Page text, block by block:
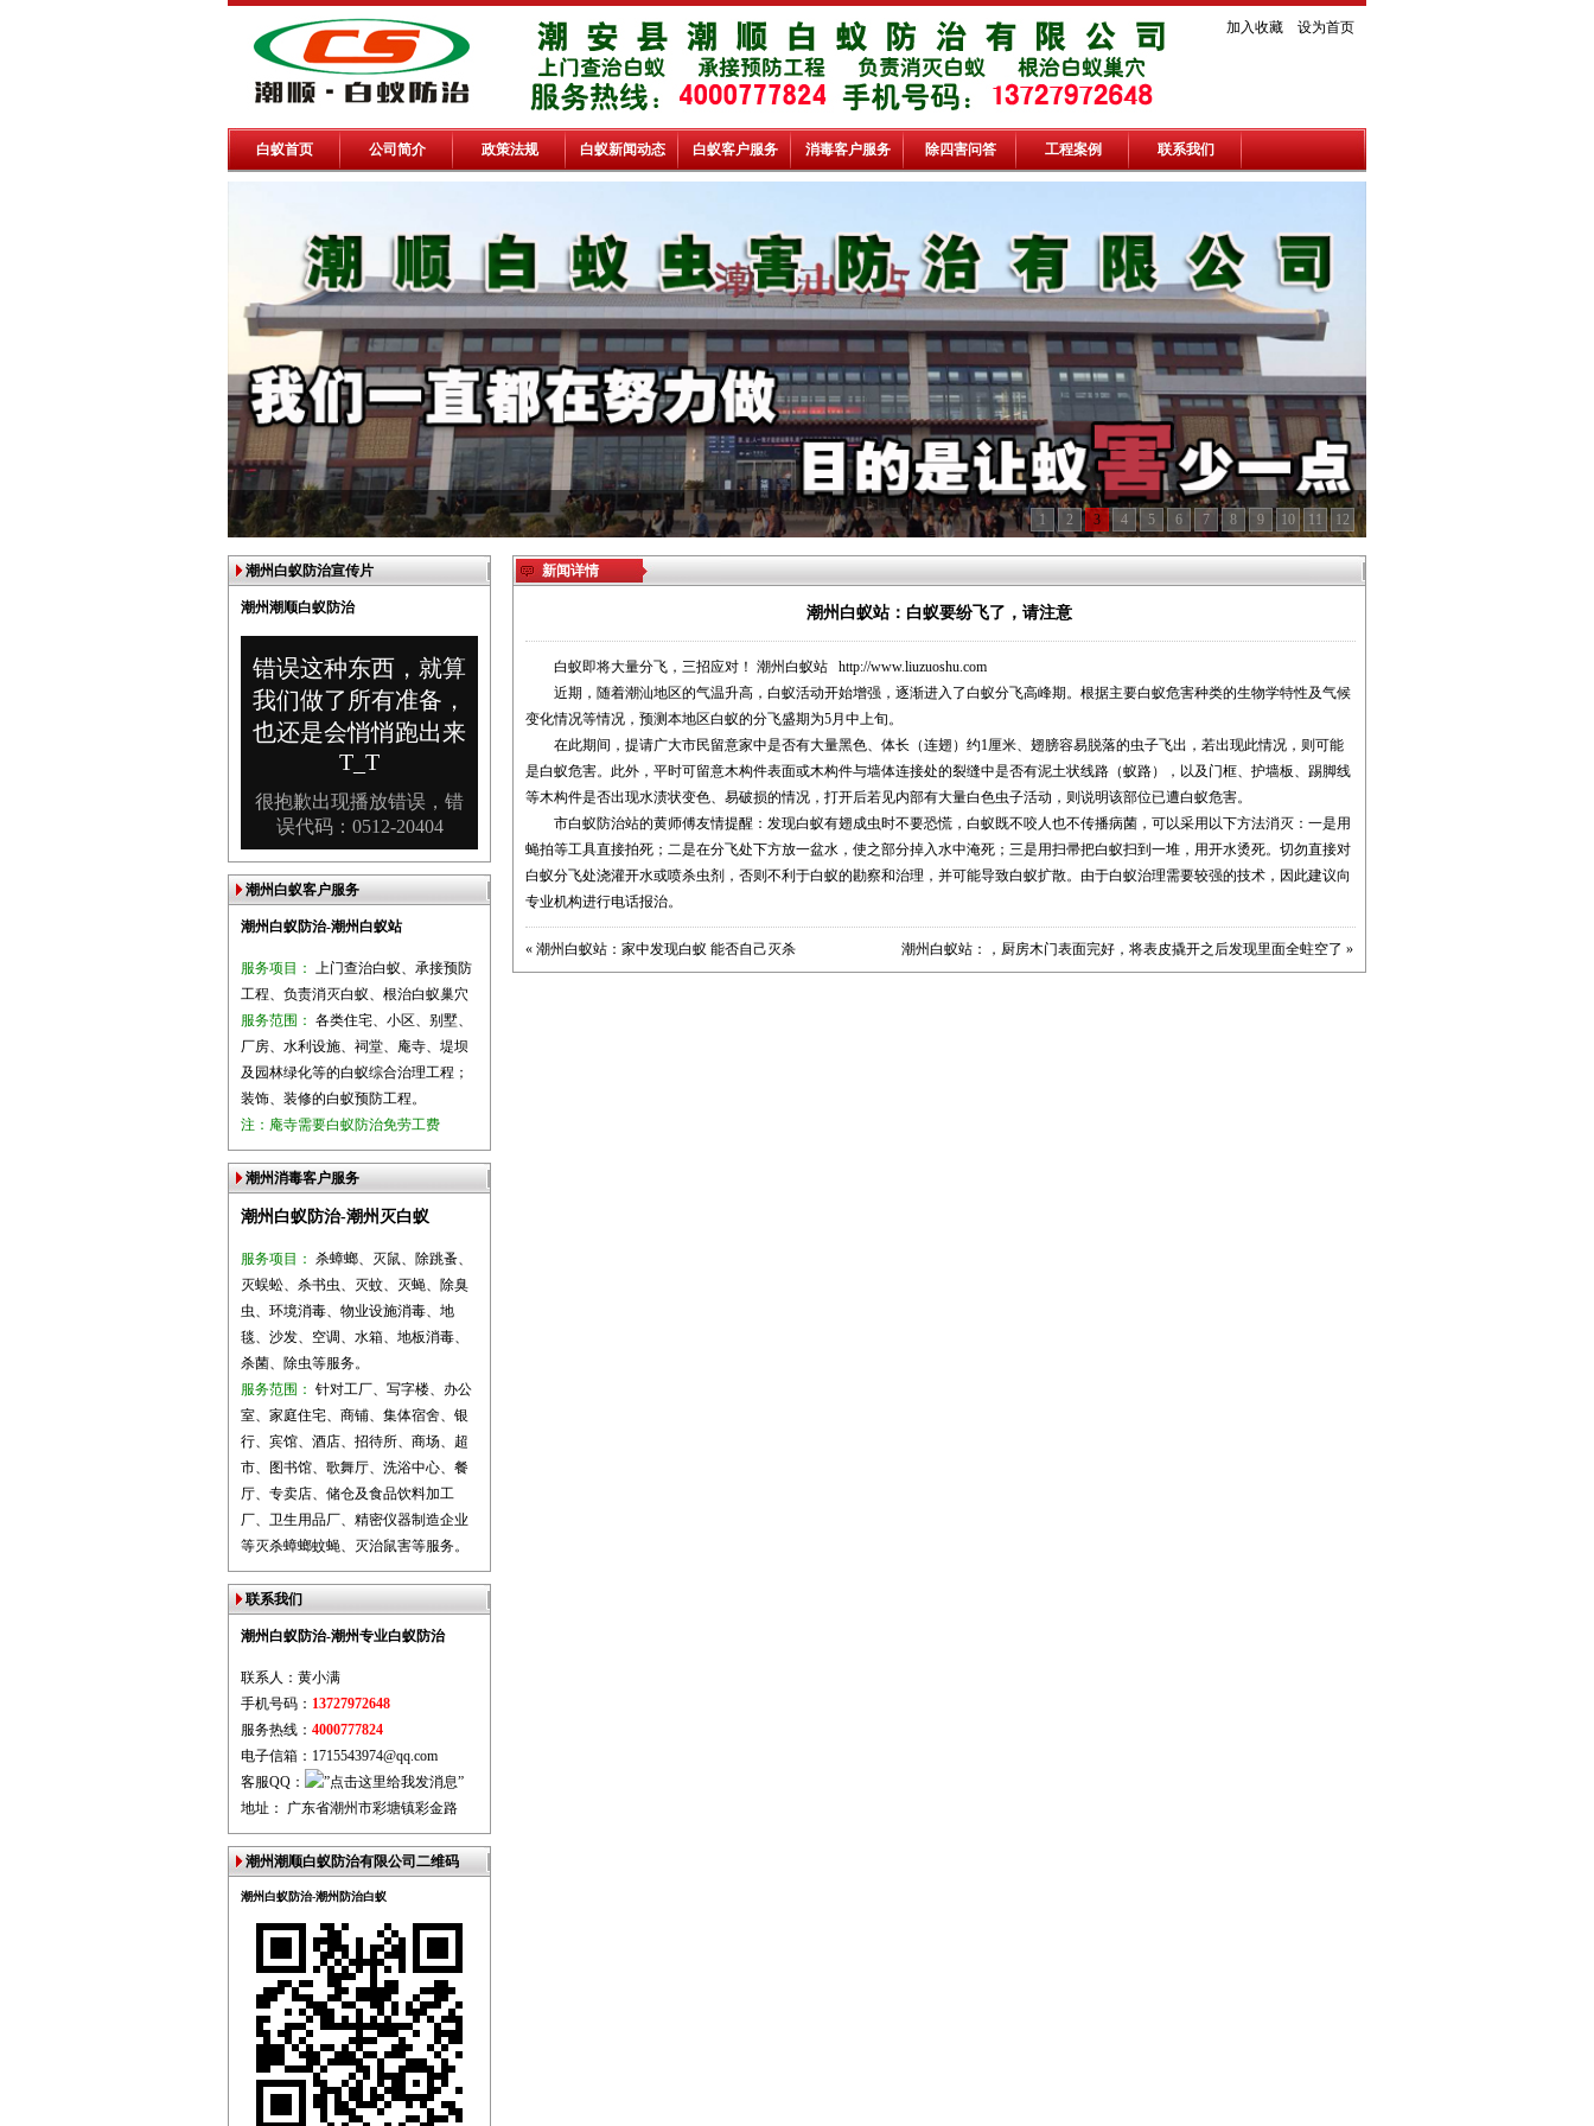
加入收藏 设为首页
白蚁首页 公司简介 政策法规 白蚁新闻动态 白蚁客户服务 消毒客户服务 除四害问答 工程案例 联系我们
1 2 3 4 5 6 7 8 9 10 11 12
潮州白蚁防治宣传片
潮州潮顺白蚁防治
潮州白蚁客户服务
潮州白蚁防治-潮州白蚁站
服务项目： 上门查治白蚁、承接预防
工程、负责消灭白蚁、根治白蚁巢穴
服务范围： 各类住宅、小区、别墅、
厂房、水利设施、祠堂、庵寺、堤坝
及园林绿化等的白蚁综合治理工程；
装饰、装修的白蚁预防工程。
注：庵寺需要白蚁防治免劳工费
潮州消毒客户服务
潮州白蚁防治-潮州灭白蚁
服务项目： 杀蟑螂、灭鼠、除跳蚤、
灭蜈蚣、杀书虫、灭蚊、灭蝇、除臭
虫、环境消毒、物业设施消毒、地
毯、沙发、空调、水箱、地板消毒、
杀菌、除虫等服务。
服务范围： 针对工厂、写字楼、办公
室、家庭住宅、商铺、集体宿舍、银
行、宾馆、酒店、招待所、商场、超
市、图书馆、歌舞厅、洗浴中心、餐
厅、专卖店、储仓及食品饮料加工
厂、卫生用品厂、精密仪器制造企业
等灭杀蟑螂蚊蝇、灭治鼠害等服务。
联系我们
潮州白蚁防治-潮州专业白蚁防治
联系人：黄小满
手机号码： 13727972648
服务热线： 4000777824
电子信箱：1715543974@qq.com
客服QQ：
地址： 广东省潮州市彩塘镇彩金路
潮州潮顺白蚁防治有限公司二维码
潮州白蚁防治-潮州防治白蚁
新闻详情
潮州白蚁站：白蚁要纷飞了，请注意
白蚁即将大量分飞，三招应对！ 潮州白蚁站
http://www.liuzuoshu.com
近期，随着潮汕地区的气温升高，白蚁活动开始增强，逐渐进入了白蚁分飞高峰期。根据主要白蚁危害种类的生物学特性及气候
变化情况等情况，预测本地区白蚁的分飞盛期为5月中上旬。
在此期间，提请广大市民留意家中是否有大量黑色、体长（连翅）约1厘米、翅膀容易脱落的虫子飞出，若出现此情况，则可能
是白蚁危害。此外，平时可留意木构件表面或木构件与墙体连接处的裂缝中是否有泥土状线路（蚁路），以及门框、护墙板、踢脚线
等木构件是否出现水渍状变色、易破损的情况，打开后若见内部有大量白色虫子活动，则说明该部位已遭白蚁危害。
市白蚁防治站的黄师傅友情提醒：发现白蚁有翅成虫时不要恐慌，白蚁既不咬人也不传播病菌，可以采用以下方法消灭：一是用
蝇拍等工具直接拍死；二是在分飞处下方放一盆水，使之部分掉入水中淹死；三是用扫帚把白蚁扫到一堆，用开水烫死。切勿直接对
白蚁分飞处浇灌开水或喷杀虫剂，否则不利于白蚁的勘察和治理，并可能导致白蚁扩散。由于白蚁治理需要较强的技术，因此建议向
专业机构进行电话报治。
« 潮州白蚁站：家中发现白蚁 能否自己灭杀 潮州白蚁站：，厨房木门表面完好，将表皮撬开之后发现里面全蛀空了 »